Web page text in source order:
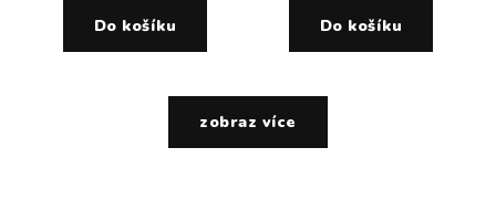
Do košíku Do košíku
zobraz více